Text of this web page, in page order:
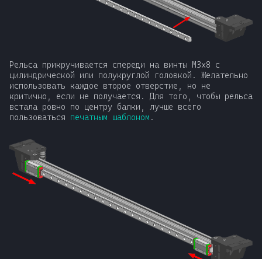
Рельса прикручивается спереди на винты М3x8 с
цилиндрической или полукруглой головкой. Желательно
использовать каждое второе отверстие, но не
критично, если не получается. Для того, чтобы рельса
встала ровно по центру балки, лучше всего
пользоваться печатным шаблоном .